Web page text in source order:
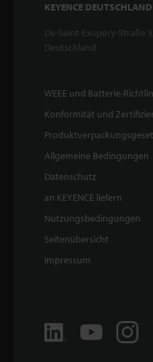
KEYENCE
De-Saint-Exupéry-Straße
Deutschland
WEEE und Batterie-
Konformität und
Allgemeine Bedingungen
Datenschutz
an KEYENCE liefern
Nutzungsbedingungen
Seitenübersicht
Impressum